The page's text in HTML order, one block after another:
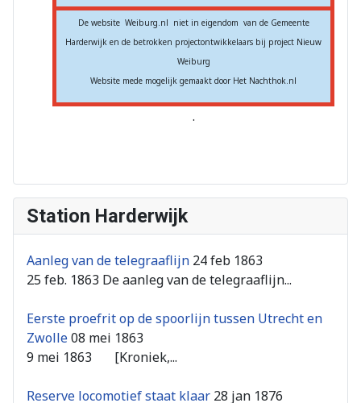
De website Weiburg.nl niet in eigendom van de Gemeente
Harderwijk en de betrokken projectontwikkelaars bij project Nieuw
Weiburg
Website mede mogelijk gemaakt door Het Nachthok.nl
.
Station Harderwijk
Aanleg van de telegraaflijn 24 feb 1863
25 feb. 1863 De aanleg van de telegraaflijn...
Eerste proefrit op de spoorlijn tussen Utrecht en
Zwolle08 mei 1863
9 mei 1863 [Kroniek,...
Reserve locomotief staat klaar 28 jan 1876